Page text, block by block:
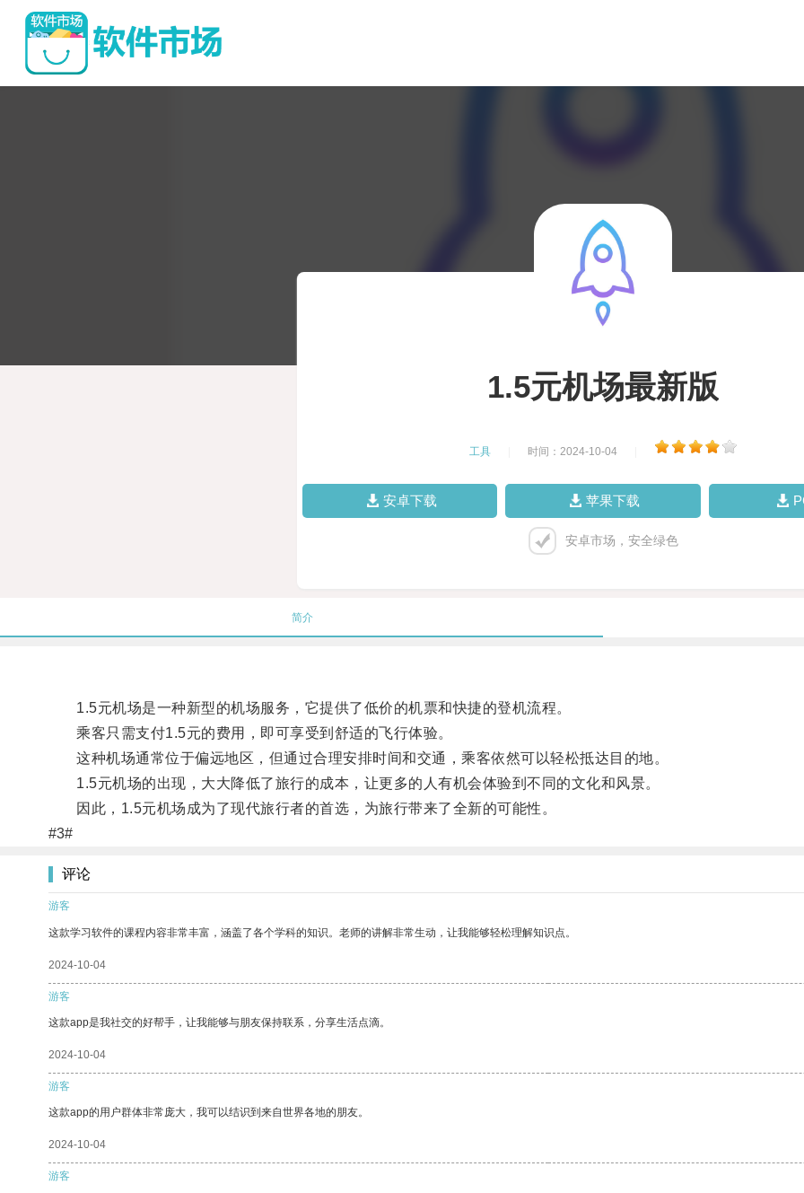
1.5元机场最新版
工具 时间：2024-10-04
安卓下载 苹果下载
安卓市场，安全绿色
简介
1.5元机场是一种新型的机场服务，它提供了低价的机票和快捷的登机流程。
乘客只需支付1.5元的费用，即可享受到舒适的飞行体验。
这种机场通常位于偏远地区，但通过合理安排时间和交通，乘客依然可以轻松抵达目的地。
1.5元机场的出现，大大降低了旅行的成本，让更多的人有机会体验到不同的文化和风景。
因此，1.5元机场成为了现代旅行者的首选，为旅行带来了全新的可能性。
#3#
评论
游客
这款学习软件的课程内容非常丰富，涵盖了各个学科的知识。老师的讲解非常生动，让我能够轻松理解知识点。
2024-10-04
游客
这款app是我社交的好帮手，让我能够与朋友保持联系，分享生活点滴。
2024-10-04
游客
这款app的用户群体非常庞大，我可以结识到来自世界各地的朋友。
2024-10-04
游客